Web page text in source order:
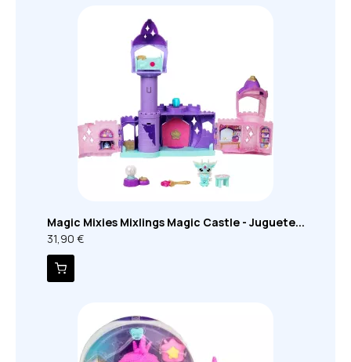
Magic Mixies Mixlings Magic Castle - Juguete...
31,90 €